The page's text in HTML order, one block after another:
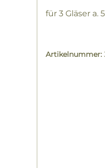
für 3 Gläser a.
Artikelnummer: